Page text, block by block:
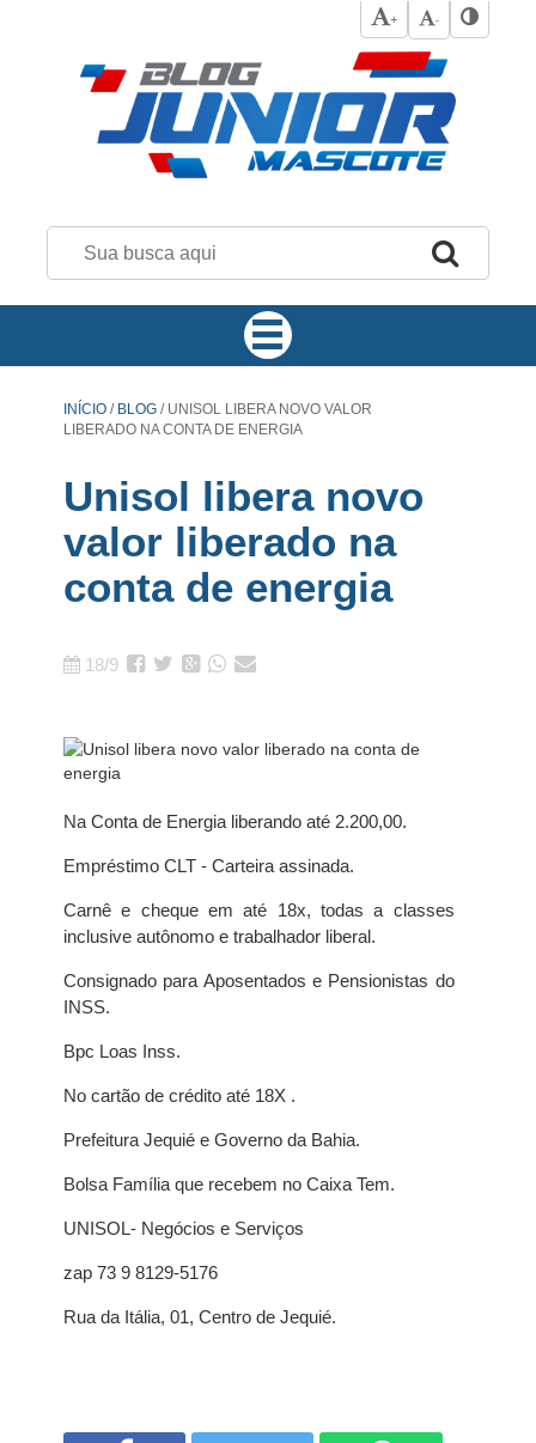
+ -
INÍCIO / BLOG /UNISOL LIBERA NOVO VALOR
LIBERADO NA CONTA DE ENERGIA
Unisol libera novo
valor liberado na
conta de energia
18/9
Na Conta de Energia liberando até 2.200,00.
Empréstimo CLT - Carteira assinada.
Carnê e cheque em até 18x, todas a classes
inclusive autônomo e trabalhador liberal.
Consignado para Aposentados e Pensionistas do
INSS.
Bpc Loas Inss.
No cartão de crédito até 18X .
Prefeitura Jequié e Governo da Bahia.
Bolsa Família que recebem no Caixa Tem.
UNISOL- Negócios e Serviços
zap 73 9 8129-5176
Rua da Itália, 01, Centro de Jequié.